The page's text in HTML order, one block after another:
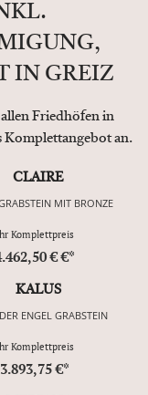
IN GREIZ
Friedhöfen in
Komplettangebot an.
CLAIRE
MIT BRONZE
Komplettpreis
€ €*
KALUS
ENGEL GRABSTEIN
Komplettpreis
3.893,75 €*